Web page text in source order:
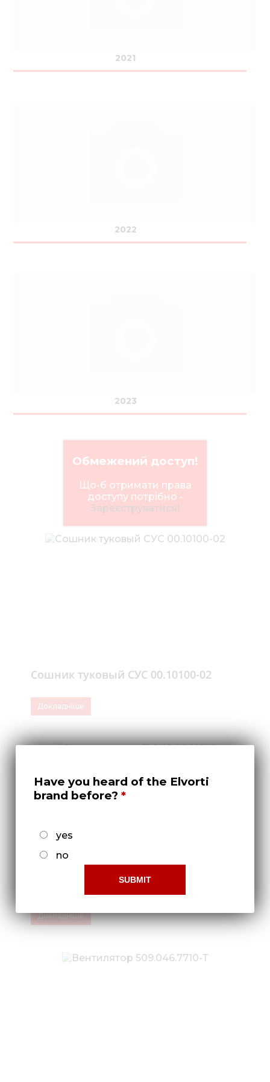
2021
2022
2023
Обмежений доступ!
Що-б отримати права
доступу потрібно -
Зареєструватися!
Сошник туковый СУС 00.10100-02
Докладніше
Сошник туковый СУС 00.10100
Докладніше
Have you heard of the Elvorti
brand before?
yes
no